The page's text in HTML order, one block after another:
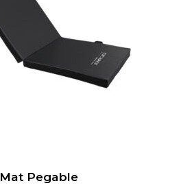
Mat Pegable